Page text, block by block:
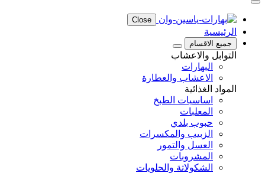
Close
الرئيسية
جميع الاقسام
التوابل والاعشاب
البهارات
الاعشاب والعطارة
المواد الغذائية
اساسيات الطبخ
المعلبات
حبوب بلدي
الزبيب والمكسرات
العسل والتمور
المشروبات
الشكولاتة والحلويات